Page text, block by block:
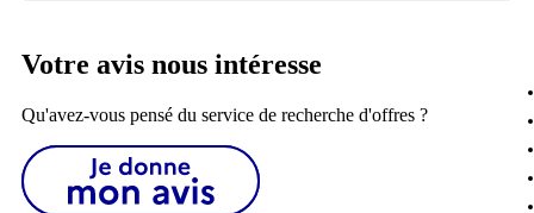
Votre avis nous intéresse
Qu'avez-vous pensé du service de recherche d'offres ?